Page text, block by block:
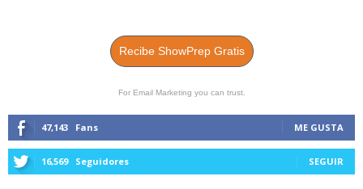
Recibe ShowPrep Gratis
For Email Marketing you can trust.
47,143 Fans ME GUSTA
16,569 Seguidores SEGUIR